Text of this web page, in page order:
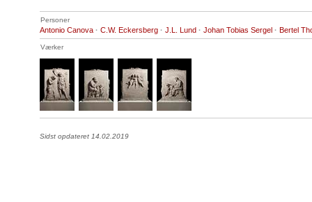
Personer
Antonio Canova · C.W. Eckersberg · J.L. Lund · Johan Tobias Sergel · Bertel
Værker
Sidst opdateret 14.02.2019